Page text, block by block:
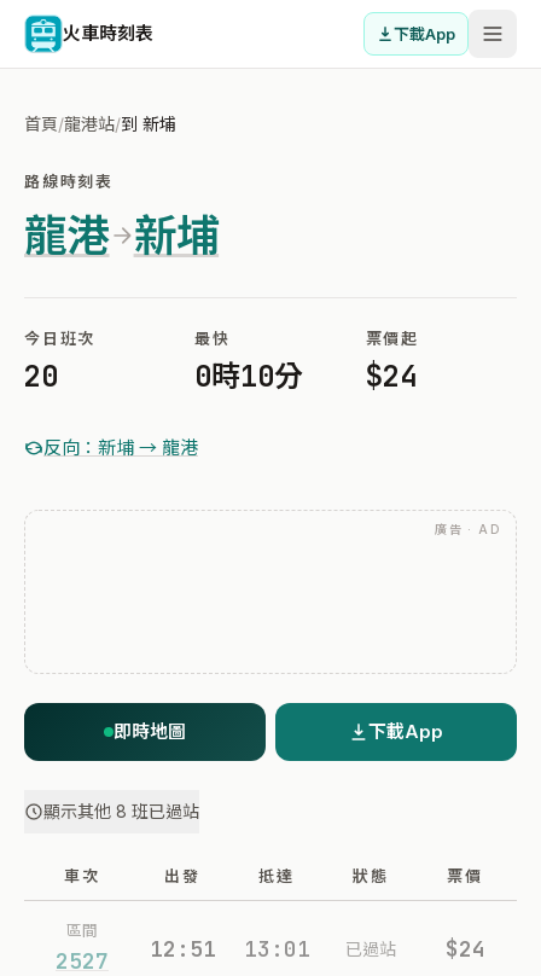
火車時刻表 下載App
首頁/龍港站/到 新埔
路線時刻表
龍港 新埔
今日班次
20
最快
0時10分
票價起
$24
反向：新埔 → 龍港
廣告 · AD
即時地圖 下載App
顯示其他 8 班已過站
車次 出發 抵達 狀態 票價
區間
2527 12:51 13:01 已過站 $24